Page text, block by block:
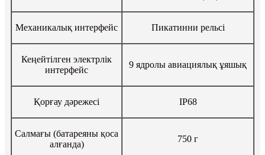
Механикалық интерфейс Пикатинни рельсі
Кеңейтілген электрлік
интерфейс
9 ядролы авиациялық ұяшық
Қорғау дәрежесі IP68
Салмағы (батареяны қоса
алғанда)
750 г